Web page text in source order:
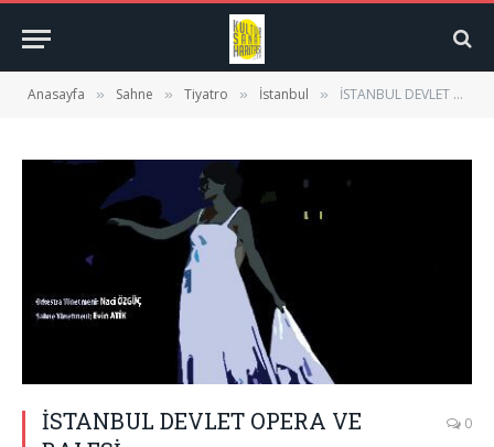
Anasayfa » Sahne » Tiyatro » İstanbul » İSTANBUL DEVLET OPERA VE BALESİ
İSTANBUL DEVLET OPERA VE
0